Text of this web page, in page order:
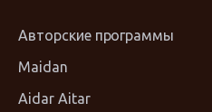
Авторские программы
Maidan
Aidar Aitar